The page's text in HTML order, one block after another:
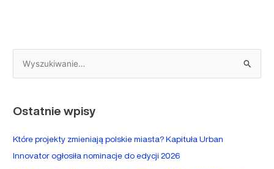
z
k
Ostatnie wpisy
Które projekty zmieniają polskie miasta? Kapituła Urban
Innovator ogłosiła nominacje do edycji 2026